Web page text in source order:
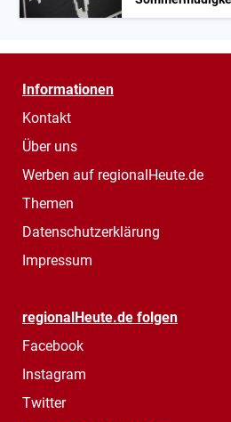
Informationen
Kontakt
Über uns
Werben auf regionalHeute.de
Themen
Datenschutzerklärung
Impressum
regionalHeute.de folgen
Facebook
Instagram
Twitter